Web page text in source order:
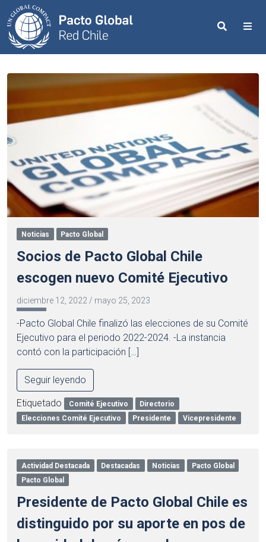
Search
Noticias Pacto Global
Socios de Pacto Global Chile
escogen nuevo Comité Ejecutivo
diciembre 12, 2022 / mayo 25, 2023
-Pacto Global Chile finalizó las elecciones de su Comité
Ejecutivo para el periodo 2022-2024. -La instancia
contó con la participación […]
Seguir leyendo
Etiquetado Comité Ejecutivo
Directorio
Elecciones Comité Ejecutivo
Presidente Vicepresidente
Actividad Destacada Destacadas Noticias
Pacto Global
Pacto Global
Presidente de Pacto Global Chile es
distinguido por su aporte en pos de